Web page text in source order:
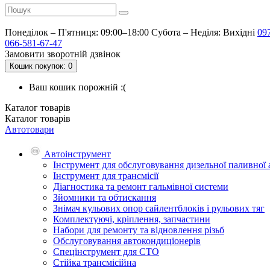
Понеділок – П'ятниця: 09:00–18:00 Субота – Неділя: Вихідні
066-581-67-47
Замовити зворотній дзвінок
Кошик покупок: 0
Ваш кошик порожній :(
Каталог товарів
Каталог товарів
Автотовари
Автоінструмент
Інструмент для обслуговування дизельної паливної
Інструмент для трансмісії
Діагностика та ремонт гальмівної системи
Зйомники та обтискання
Знімач кульових опор сайлентблоків і рульових тяг
Комплектуючі, кріплення, запчастини
Набори для ремонту та відновлення різьб
Обслуговування автокондиціонерів
Спецінструмент для СТО
Стійка трансмісійна